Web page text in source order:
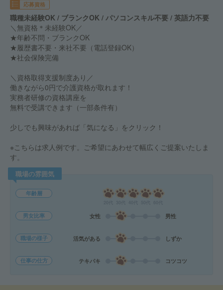
応募資格
職種未経験OK / ブランクOK / パソコンスキル不要 / 英語力不要
＼無資格＊未経験OK／
★年齢不問・ブランクOK
★履歴書不要・来社不要（電話登録OK）
★社会保険完備
＼資格取得支援制度あり／
働きながら0円で介護資格が取れます！
実務者研修の資格講座を
無料で受講できます（一部条件有）
少しでも興味があれば「気になる」をクリック！
※こちらは求人例です。ご希望にあわせて幅広くご提案いたしま
す。
職場の雰囲気
年齢層
男女比率 女性 男性
職場の様子 活気がある しずか
仕事の仕方 テキパキ コツコツ